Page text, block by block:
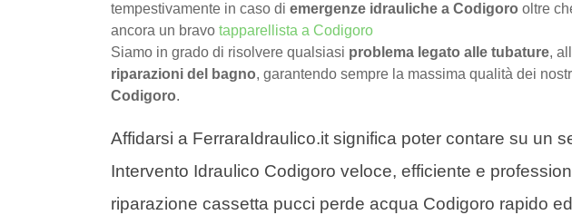
tempestivamente in caso di emergenze idrauliche a Codigoro oltre
ancora un bravo tapparellista a Codigoro
Siamo in grado di risolvere qualsiasi problema legato alle tubature,
riparazioni del bagno, garantendo sempre la massima qualità dei
Codigoro.
Affidarsi a FerraraIdraulico.it significa poter contare su un
Intervento Idraulico Codigoro veloce, efficiente e
riparazione cassetta pucci perde acqua Codigoro rapido